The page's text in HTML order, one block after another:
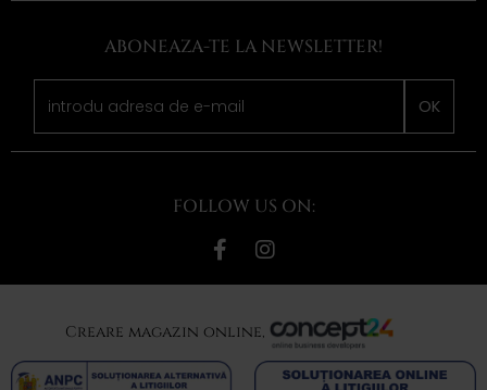
ABONEAZA-TE LA NEWSLETTER!
OK
FOLLOW US ON:
Creare magazin online,